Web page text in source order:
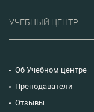
УЧЕБНЫЙ ЦЕНТР
Об Учебном центре
Преподаватели
Отзывы